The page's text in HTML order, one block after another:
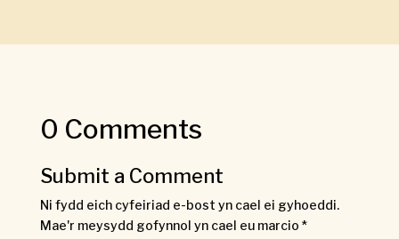
0 Comments
Submit a Comment
Ni fydd eich cyfeiriad e-bost yn cael ei gyhoeddi.
Mae'r meysydd gofynnol yn cael eu marcio *